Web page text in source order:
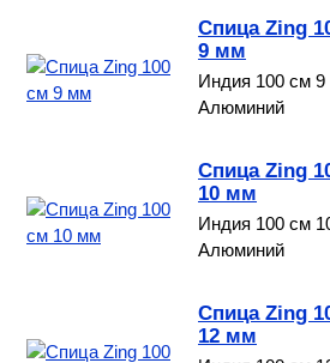
Спица Zing
9 мм
Индия 100 см
Алюминий
Спица Zing
10 мм
Индия 100 см
Алюминий
Спица Zing
12 мм